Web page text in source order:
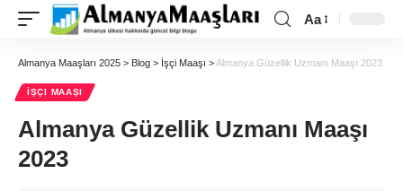
Aa
Almanya Maaşları 2025 > Blog > İşçi Maaşı >Almanya Güzellik Uzmanı Maaşı 2023
İŞÇI MAAŞI
Almanya Güzellik Uzmanı Maaşı
2023